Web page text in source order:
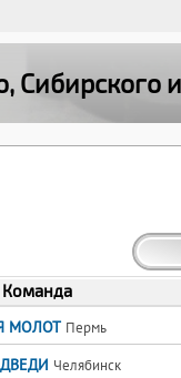
Команда
МОЛОТ Пермь
Челябинск